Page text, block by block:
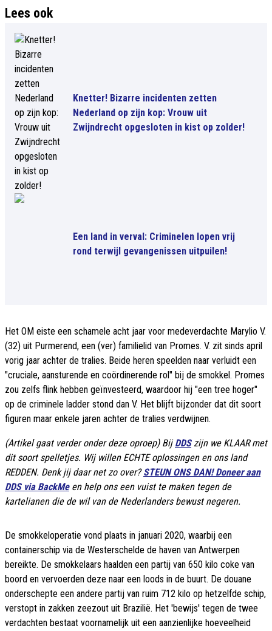
Lees ook
Knetter! Bizarre incidenten zetten
Nederland op zijn kop: Vrouw uit
Zwijndrecht opgesloten in kist op zolder!
Een land in verval: Criminelen lopen vrij
rond terwijl gevangenissen uitpuilen!
Het OM eiste een schamele acht jaar voor medeverdachte Marylio V.
(32) uit Purmerend, een (ver) familielid van Promes. V. zit sinds april
vorig jaar achter de tralies. Beide heren speelden naar verluidt een
"cruciale, aansturende en coördinerende rol" bij de smokkel. Promes
zou zelfs flink hebben geïnvesteerd, waardoor hij "een tree hoger"
op de criminele ladder stond dan V. Het blijft bijzonder dat dit soort
figuren maar enkele jaren achter de tralies verdwijnen.
(Artikel gaat verder onder deze oproep) Bij DDSzijn we KLAAR met
dit soort spelletjes. Wij willen ECHTE oplossingen en ons land
REDDEN. Denk jij daar net zo over?STEUN ONS DAN! Doneer aan
DDS via BackMeen help ons een vuist te maken tegen de
kartelianen die de wil van de Nederlanders bewust negeren.
De smokkeloperatie vond plaats in januari 2020, waarbij een
containerschip via de Westerschelde de haven van Antwerpen
bereikte. De smokkelaars haalden een partij van 650 kilo coke van
boord en vervoerden deze naar een loods in de buurt. De douane
onderschepte een andere partij van ruim 712 kilo op hetzelfde schip,
verstopt in zakken zeezout uit Brazilië. Het 'bewijs' tegen de twee
verdachten bestaat voornamelijk uit een aanzienlijke hoeveelheid